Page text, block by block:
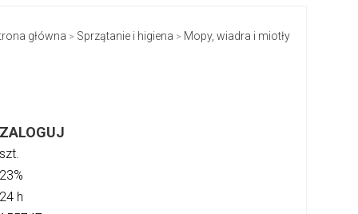
główna > Sprzątanie i higiena > Mopy, wiadra i miotły
ZALOGUJ
szt.
23%
24 h